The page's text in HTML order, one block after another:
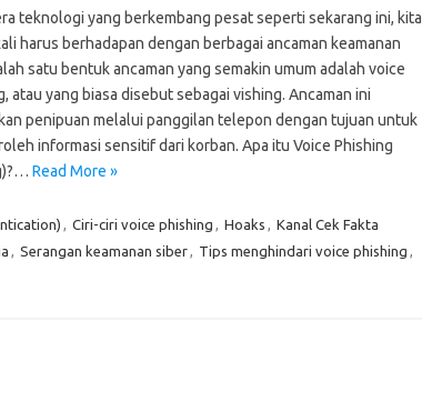
teknologi yang berkembang pesat seperti sekarang ini, kita
harus berhadapan dengan berbagai ancaman keamanan
satu bentuk ancaman yang semakin umum adalah voice
atau yang biasa disebut sebagai vishing. Ancaman ini
penipuan melalui panggilan telepon dengan tujuan untuk
informasi sensitif dari korban. Apa itu Voice Phishing
Read More »
Ciri-ciri voice phishing Hoaks
Kanal Cek Fakta
Serangan keamanan siber Tips menghindari voice phishing